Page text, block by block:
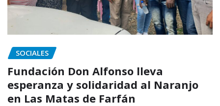
SOCIALES
Fundación Don Alfonso lleva
esperanza y solidaridad al Naranjo
en Las Matas de Farfán